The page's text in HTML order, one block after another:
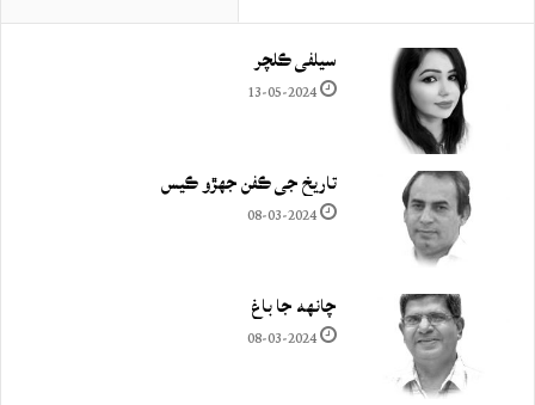
سيلفي ڪلچر
13-05-2024
تاريخ جي ڪفن جھڙو ڪيس
08-03-2024
چانهه جا باغ
08-03-2024